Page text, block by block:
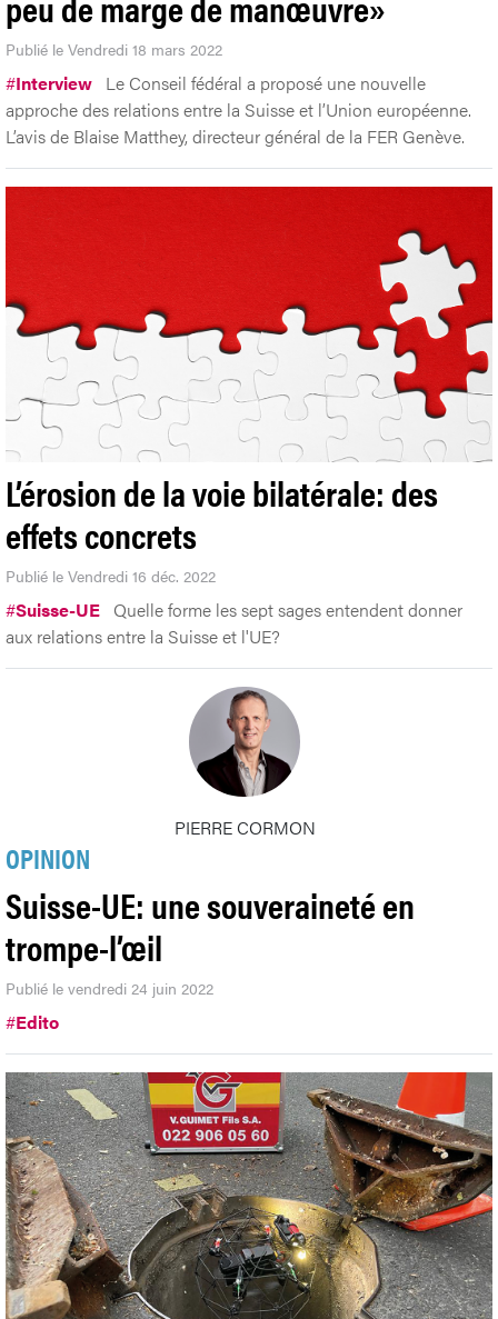
Publié le Vendredi 18 mars 2022
#Interview Le Conseil fédéral a proposé une nouvelle
approche des relations entre la Suisse et l’Union européenne.
L’avis de Blaise Matthey, directeur général de la FER Genève.
L’érosion de la voie bilatérale: des
effets concrets
Publié le Vendredi 16 déc. 2022
#Suisse-UE Quelle forme les sept sages entendent donner
aux relations entre la Suisse et l'UE?
PIERRE CORMON
OPINION
Suisse-UE: une souveraineté en
trompe-l’œil
Publié le vendredi 24 juin 2022
#Edito